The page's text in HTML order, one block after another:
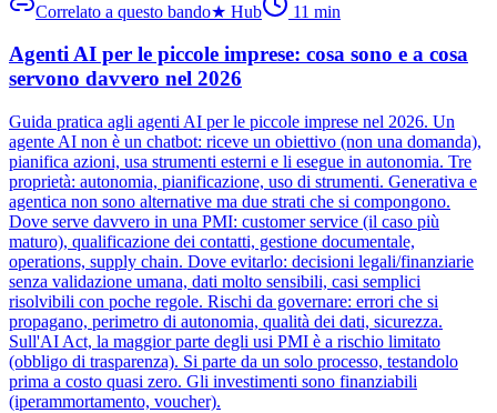
Correlato a questo bando★ Hub 11 min
Agenti AI per le piccole imprese: cosa sono e a cosa
servono davvero nel 2026
Guida pratica agli agenti AI per le piccole imprese nel 2026. Un
agente AI non è un chatbot: riceve un obiettivo (non una domanda),
pianifica azioni, usa strumenti esterni e li esegue in autonomia. Tre
proprietà: autonomia, pianificazione, uso di strumenti. Generativa e
agentica non sono alternative ma due strati che si compongono.
Dove serve davvero in una PMI: customer service (il caso più
maturo), qualificazione dei contatti, gestione documentale,
operations, supply chain. Dove evitarlo: decisioni legali/finanziarie
senza validazione umana, dati molto sensibili, casi semplici
risolvibili con poche regole. Rischi da governare: errori che si
propagano, perimetro di autonomia, qualità dei dati, sicurezza.
Sull'AI Act, la maggior parte degli usi PMI è a rischio limitato
(obbligo di trasparenza). Si parte da un solo processo, testandolo
prima a costo quasi zero. Gli investimenti sono finanziabili
(iperammortamento, voucher).